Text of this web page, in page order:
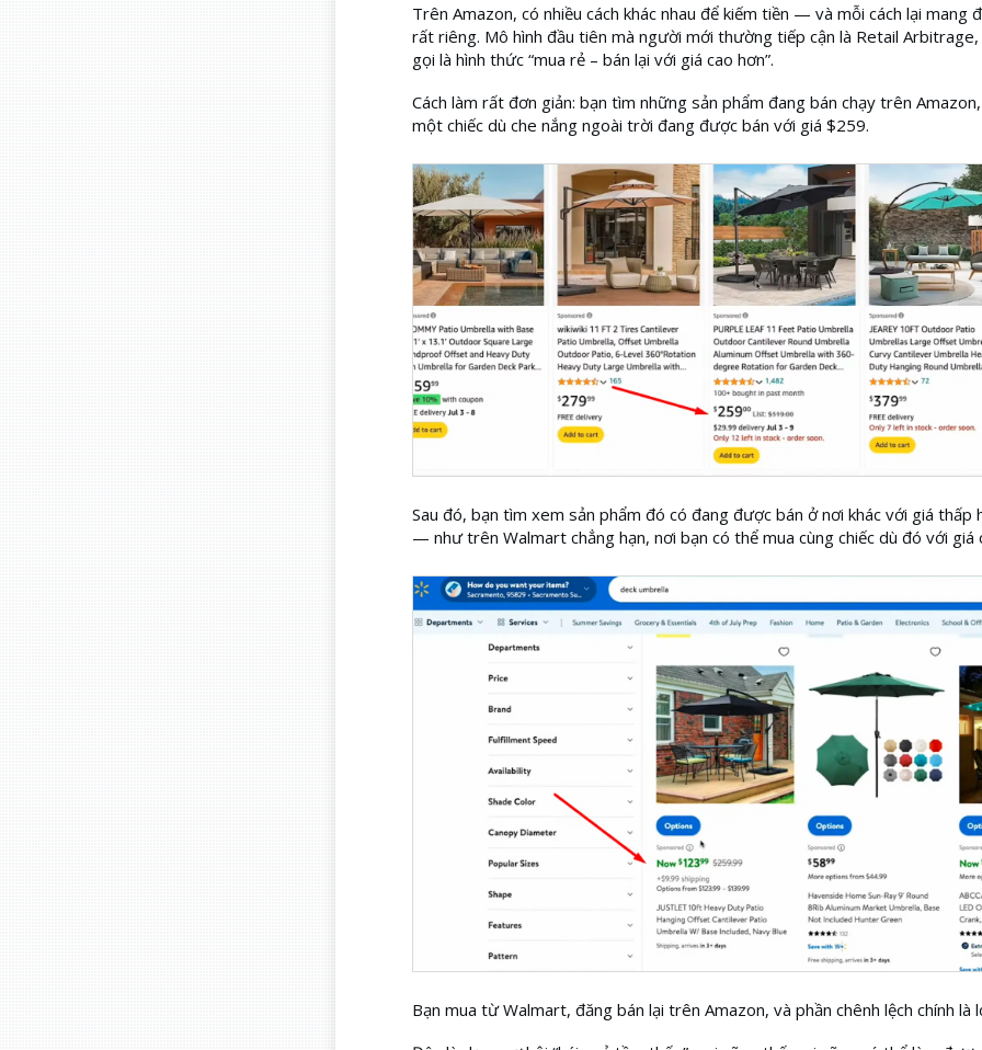
Trên Amazon, có nhiều cách khác nhau để kiếm tiền — và mỗi cách lại mang
rất riêng. Mô hình đầu tiên mà người mới thường tiếp cận là Retail Arbitrage,
gọi là hình thức “mua rẻ – bán lại với giá cao hơn”.
Cách làm rất đơn giản: bạn tìm những sản phẩm đang bán chạy trên
một chiếc dù che nắng ngoài trời đang được bán với giá $259.
Sau đó, bạn tìm xem sản phẩm đó có đang được bán ở nơi khác với giá thấp
— như trên Walmart chẳng hạn, nơi bạn có thể mua cùng chiếc dù đó với giá
Bạn mua từ Walmart, đăng bán lại trên Amazon, và phần chênh lệch chính là